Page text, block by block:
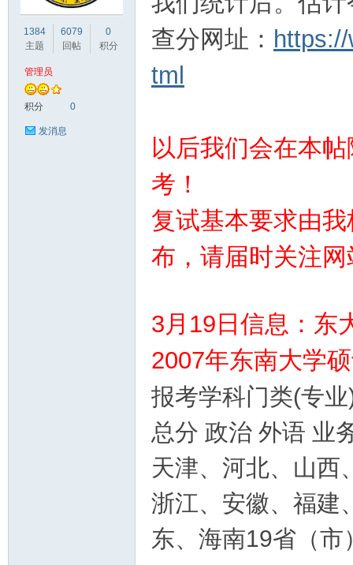
1384
主题
6079
回帖
0
积分
管理员
积分 0
发消息
查分网址：
tml
以后我们会在本
考！
复试基本要求由
布，请届时关注
3月19日信息：东
2007年东南大学
报考学科门类(专
总分 政治 外语 业
天津、河北、山西
浙江、安徽、福建
东、海南19省（